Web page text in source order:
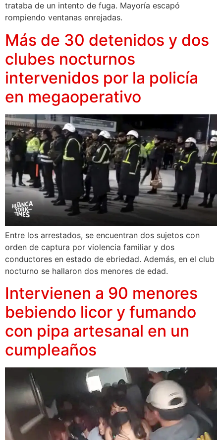
trataba de un intento de fuga. Mayoría escapó
rompiendo ventanas enrejadas.
Más de 30 detenidos y dos
clubes nocturnos
intervenidos por la policía
en megaoperativo
Entre los arrestados, se encuentran dos sujetos con
orden de captura por violencia familiar y dos
conductores en estado de ebriedad. Además, en el club
nocturno se hallaron dos menores de edad.
Intervienen a 90 menores
bebiendo licor y fumando
con pipa artesanal en un
cumpleaños